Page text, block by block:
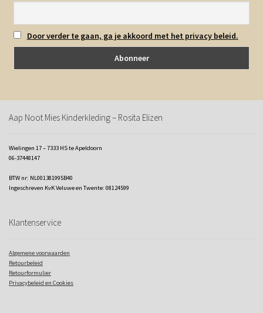
Door verder te gaan, ga je akkoord met het privacy beleid.
Aap Noot Mies Kinderkleding – Rosita Elizen
Wielingen 17 – 7333 HS te Apeldoorn
06-37448147
BTW nr: NL001381995B40
Ingeschreven KvK Veluwe en Twente: 08124599
Klantenservice
Algemene voorwaarden
Retourbeleid
Retourformulier
Privacybeleid en Cookies